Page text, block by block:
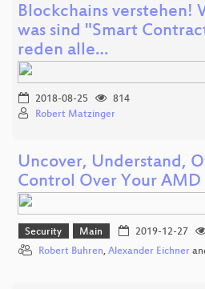
Blockchains verstehen!
was sind "Smart
reden alle…
2018-08-25
814
Robert Matzinger
Uncover, Understand,
Control Over Your AMD
Security Main 2019-12-27
Robert Buhren, Alexander Eichner